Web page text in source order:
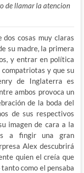
de llamar la atencion
dos cosas muy claras
su madre, la primera
y entrar en política
y que su
de Inglaterra es
ambos provoca un
de la boda del
de sus respectivos
imagen de cara a la
a fingir una gran
Alex descubrirá
quien el creía que
como el pensaba